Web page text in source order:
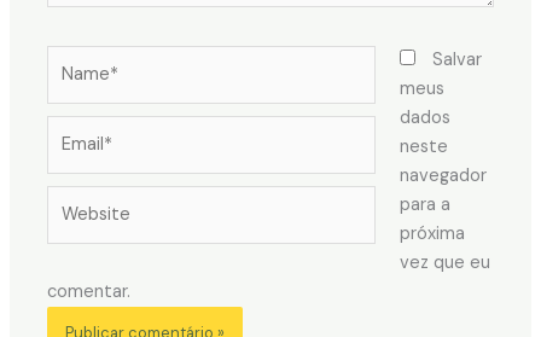
Salvar
meus
dados
neste
navegador
para a
próxima
vez que eu
comentar.